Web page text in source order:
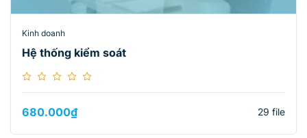
Kinh doanh
Hệ thống kiểm soát
680.000₫ 29 file